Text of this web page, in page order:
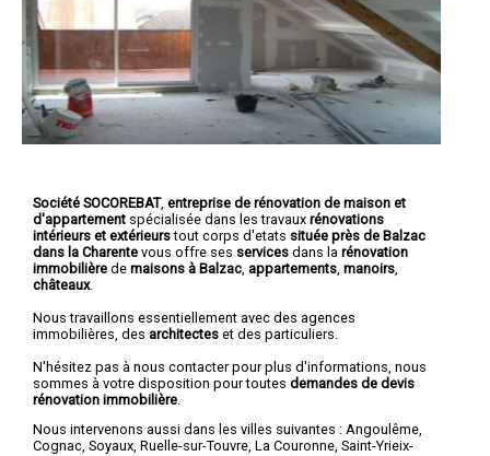
Société SOCOREBAT, entreprise de rénovation de maison et
d'appartement spécialisée dans les travaux rénovations
intérieurs et extérieurstout corps d'etats située près de Balzac
dans la Charente vous offre ses services dans la rénovation
immobilière de maisons à Balzac appartements manoirs
châteaux.
Nous travaillons essentiellement avec des agences
immobilières, des architectes et des particuliers.
N'hésitez pas à nous contacter pour plus d'informations, nous
sommes à votre disposition pour toutes demandes de devis
rénovation immobilière
Nous intervenons aussi dans les villes suivantes : Angoulême,
Cognac, Soyaux, Ruelle-sur-Touvre, La Couronne, Saint-Yrieix-